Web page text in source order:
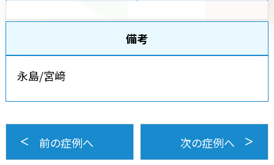
備考
永島/宮﨑
前の症例へ 次の症例へ